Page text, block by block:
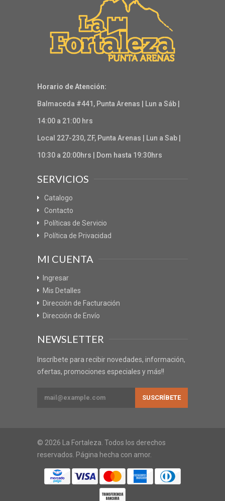
Horario de Atención:
Balmaceda #441, Punta Arenas | Lun a Sáb |
14:00 a 21:00 hrs
Local 227-230, ZF, Punta Arenas | Lun a Sab |
10:30 a 20:00hrs | Dom hasta 19:30hrs
SERVICIOS
Catalogo
Contacto
Políticas de Servicio
Política de Privacidad
MI CUENTA
Ingresar
Mis Detalles
Dirección de Facturación
Dirección de Envío
NEWSLETTER
Inscríbete para recibir novedades, información,
ofertas, promociones especiales y más!!
© 2026 La Fortaleza. Todos los derechos
reservados. Página hecha con amor.